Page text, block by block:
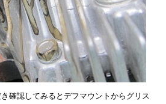
確認してみるとデフマウントからグリス